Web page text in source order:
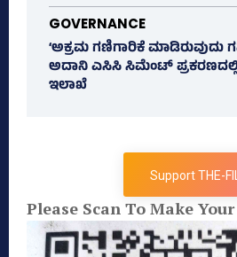
GOVERNANCE
‘ಅಕ್ರಮ ಗಣಿಗಾರಿಕೆ ಮಾಡಿರುವುದು
ಅದಾನಿ ಎಸಿಸಿ ಸಿಮೆಂಟ್
ಇಲಾಖೆ
Support THE-
Please Scan To Make